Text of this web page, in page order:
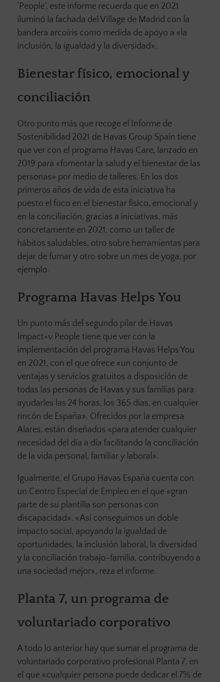
‘People’, este informe recuerda que en 2021
iluminó la fachada del Village de Madrid con la
bandera arcoíris como medida de apoyo a «la
inclusión, la igualdad y la diversidad».
Bienestar físico, emocional y
conciliación
Otro punto más que recoge el Informe de
Sostenibilidad 2021 de Havas Group Spain tiene
que ver con el programa Havas Care, lanzado en
2019 para «fomentar la salud y el bienestar de las
personas» por medio de talleres. En los dos
primeros años de vida de esta iniciativa ha
puesto el foco en el bienestar físico, emocional y
en la conciliación, gracias a iniciativas, más
concretamente en 2021, como un taller de
hábitos saludables, otro sobre herramientas para
dejar de fumar y otro sobre un mes de yoga, por
ejemplo.
Programa Havas Helps You
Un punto más del segundo pilar de Havas
Impact+v People tiene que ver con la
implementación del programa Havas Helps You
en 2021, con el que ofrece «un conjunto de
ventajas y servicios gratuitos a disposición de
todas las personas de Havas y sus familias para
ayudarles las 24 horas, los 365 días, en cualquier
rincón de España». Ofrecidos por la empresa
Alares, están diseñados «para atender cualquier
necesidad del día a día facilitando la conciliación
de la vida personal, familiar y laboral».
Igualmente, el Grupo Havas España cuenta con
un Centro Especial de Empleo en el que «gran
parte de su plantilla son personas con
discapacidad». «Así conseguimos un doble
impacto social, apoyando la igualdad de
oportunidades, la inclusión laboral, la diversidad
y la conciliación trabajo-familia, contribuyendo a
una sociedad mejor», reza el informe.
Planta 7, un programa de
voluntariado corporativo
A todo lo anterior hay que sumar el programa de
voluntariado corporativo profesional Planta 7, en
el que «cualquier persona puede dedicar el 7% de